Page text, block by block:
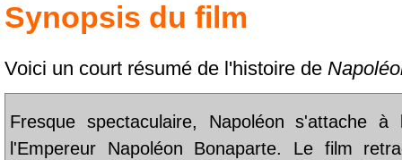
Synopsis du film
Voici un court résumé de l'histoire de
Fresque spectaculaire, Napoléon s'attache
l'Empereur Napoléon Bonaparte. Le film